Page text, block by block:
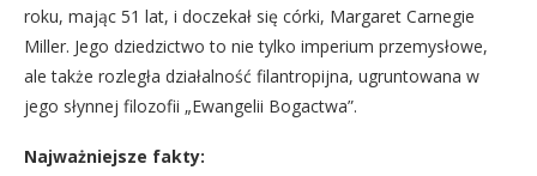
roku, mając 51 lat, i doczekał się córki, Margaret Carnegie
Miller. Jego dziedzictwo to nie tylko imperium przemysłowe,
ale także rozległa działalność filantropijna, ugruntowana w
jego słynnej filozofii „Ewangelii Bogactwa”.
Najważniejsze fakty: